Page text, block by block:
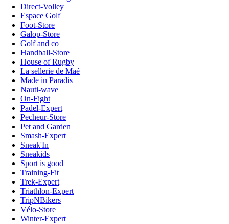
Direct-Volley
Espace Golf
Foot-Store
Galop-Store
Golf and co
Handball-Store
House of Rugby
La sellerie de Maé
Made in Paradis
Nauti-wave
On-Fight
Padel-Expert
Pecheur-Store
Pet and Garden
Smash-Expert
Sneak'In
Sneakids
Sport is good
Training-Fit
Trek-Expert
Triathlon-Expert
TripNBikers
Vélo-Store
Winter-Expert